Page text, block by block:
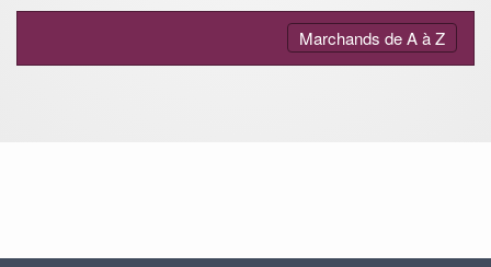
Activer
ou
Marchands de A à Z